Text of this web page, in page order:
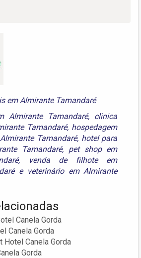
em Almirante Tamandaré
Almirante Tamandaré, clinica
Tamandaré, hospedagem
Tamandaré, hotel para
Tamandaré, pet shop em
,
venda de filhote em
e veterinário em Almirante
Canela Gorda
Canela Gorda
Hotel Canela Gorda
Gorda